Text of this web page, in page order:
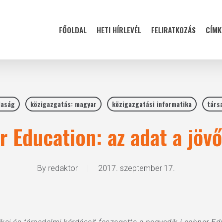
FŐOLDAL HETI HÍRLEVÉL FELIRATKOZÁS
közigazgatás: magyar közigazgatási informatika
Education: az adat a
By redaktor 2017. szeptember 17.